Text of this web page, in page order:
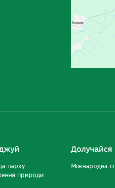
парку
природи
Долучайся
Міжнародна